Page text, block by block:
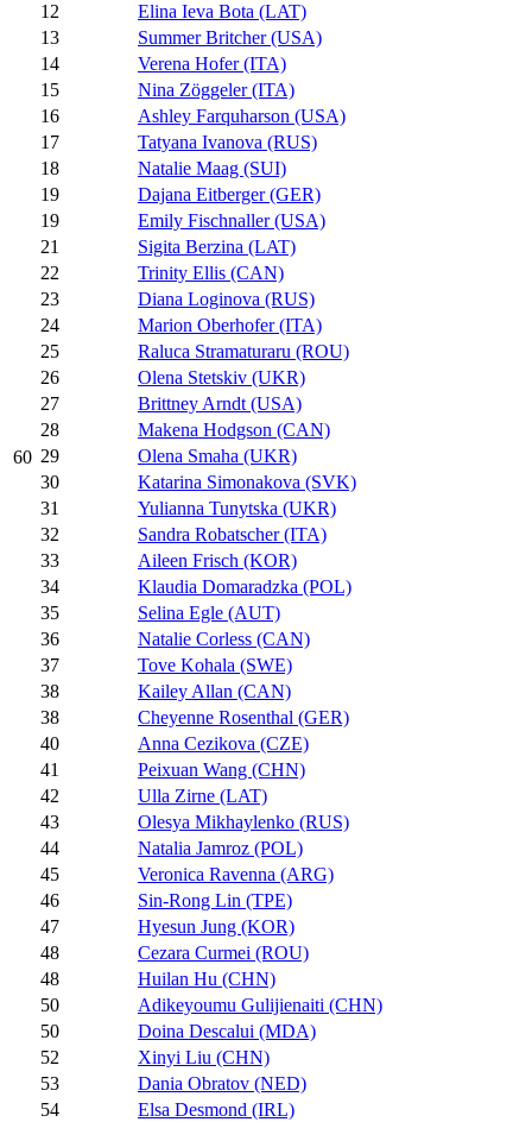
60
12
Elina Ieva Bota (LAT)
13
Summer Britcher (USA)
14
Verena Hofer (ITA)
15
Nina Zöggeler (ITA)
16
Ashley Farquharson (USA)
17
Tatyana Ivanova (RUS)
18
Natalie Maag (SUI)
19
Dajana Eitberger (GER)
19
Emily Fischnaller (USA)
21
Sigita Berzina (LAT)
22
Trinity Ellis (CAN)
23
Diana Loginova (RUS)
24
Marion Oberhofer (ITA)
25
Raluca Stramaturaru (ROU)
26
Olena Stetskiv (UKR)
27
Brittney Arndt (USA)
28
Makena Hodgson (CAN)
29
Olena Smaha (UKR)
30
Katarina Simonakova (SVK)
31
Yulianna Tunytska (UKR)
32
Sandra Robatscher (ITA)
33
Aileen Frisch (KOR)
34
Klaudia Domaradzka (POL)
35
Selina Egle (AUT)
36
Natalie Corless (CAN)
37
Tove Kohala (SWE)
38
Kailey Allan (CAN)
38
Cheyenne Rosenthal (GER)
40
Anna Cezikova (CZE)
41
Peixuan Wang (CHN)
42
Ulla Zirne (LAT)
43
Olesya Mikhaylenko (RUS)
44
Natalia Jamroz (POL)
45
Veronica Ravenna (ARG)
46
Sin-Rong Lin (TPE)
47
Hyesun Jung (KOR)
48
Cezara Curmei (ROU)
48
Huilan Hu (CHN)
50
Adikeyoumu Gulijienaiti (CHN)
50
Doina Descalui (MDA)
52
Xinyi Liu (CHN)
53
Dania Obratov (NED)
54
Elsa Desmond (IRL)